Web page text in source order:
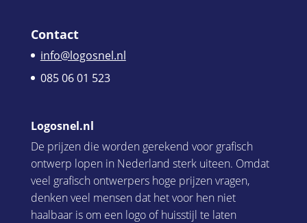
Contact
info@logosnel.nl
085 06 01 523
Logosnel.nl
De prijzen die worden gerekend voor grafisch
ontwerp lopen in Nederland sterk uiteen. Omdat
veel grafisch ontwerpers hoge prijzen vragen,
denken veel mensen dat het voor hen niet
haalbaar is om een logo of huisstijl te laten